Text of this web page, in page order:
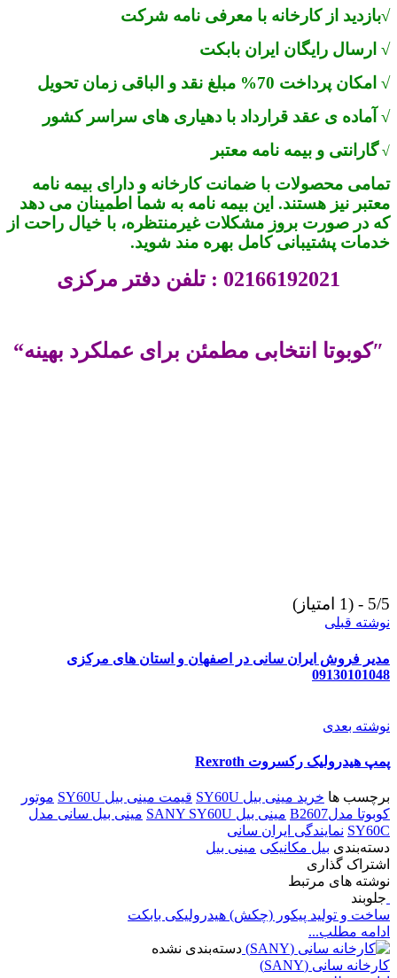
√بازدید از کارخانه با معرفی نامه شرکت
√ ارسال رایگان ایران بابکت
√ امکان پرداخت 70% مبلغ نقد و الباقی زمان تحویل
√ آماده ی عقد قرارداد با دهیاری های سراسر کشور
√ گارانتی و بیمه‌ نامه معتبر
تمامی محصولات با ضمانت کارخانه و دارای بیمه‌ نامه
معتبر نیز هستند. این بیمه‌ نامه به شما اطمینان می‌ دهد
که در صورت بروز مشکلات غیرمنتظره، با خیال راحت از
خدمات پشتیبانی کامل بهره‌ مند شوید.
02166192021 : تلفن دفتر مرکزی
″کوبوتا انتخابی مطمئن برای عملکرد بهینه“
5/5 - (1 امتیاز)
نوشته قبلی
مدیر فروش ایران سانی در اصفهان و استان های مرکزی
09130101048
نوشته بعدی
پمپ هیدرولیک رکسروت Rexroth
برچسب ها خرید مینی بیل SY60U قیمت مینی بیل SY60U
موتور
کوبوتا مدلB2607
مینی بیل SANY SY60U
مینی بیل سانی مدل
SY60C نمایندگی ایران سانی
دسته‌بندی بیل مکانیکی مینی بیل
اشتراک گذاری
نوشته های مرتبط
جلوبند
ساخت و تولید پیکور (چکش) هیدرولیکی بابکت
ادامه مطلب...
دسته‌بندی نشده
کارخانه سانی (SANY)